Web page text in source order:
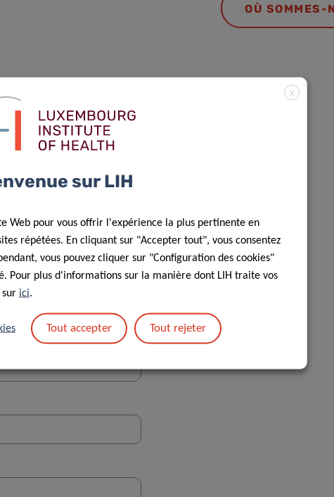
OÙ SOMMES-
X
sur LIH
Web pour vous offrir l'expérience la plus pertinente en
répétées. En cliquant sur "Accepter tout", vous consentez
vous pouvez cliquer sur "Configuration des cookies"
Pour plus d'informations sur la manière dont LIH traite vos
sur ici.
Tout accepter Tout rejeter